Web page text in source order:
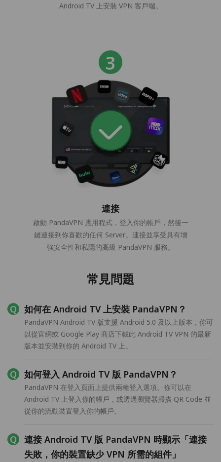
Android TV 上安裝 VPN 客戶端。
連接
啟動 PandaVPN 應用程式，登入你的帳戶，然後一
鍵連接到你喜歡的任何 Server。連接並享受具有增
強安全性和私隱的高級 PandaVPN 服務。
常見問題
如何在 Android TV 上安裝 PandaVPN？
PandaVPN Android TV 版支援 Android 5.0 及以上版本，你可
以從官網或 Google Play 商店下載此 Android TV VPN 的最新
版本並安裝到你的 Android TV 上。
如何登入 Android TV 版 PandaVPN？
PandaVPN 在登入頁面上提供兩種登入選項。你可以在
Android TV 上登入你的帳戶，或透過瀏覽器掃描 QR Code 並
從你的流動裝置登入你的帳戶。
連接 Android TV 版 PandaVPN 時顯示「連接
失敗，你的裝置缺少 VPN 所需的組件」